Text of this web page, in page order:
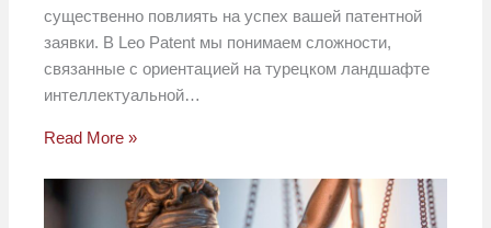
существенно повлиять на успех вашей патентной
заявки. В Leo Patent мы понимаем сложности,
связанные с ориентацией на турецком ландшафте
интеллектуальной…
Read More »